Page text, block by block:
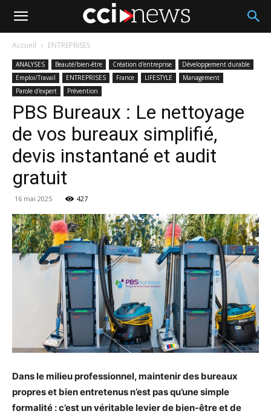
Accueil ENTREPRISES
ANALYSES Beauté/bien-être Création d'entreprise
Développement durable
Emploi/Travail
ENTREPRISES France LIFESTYLE
Management
Parole d'expert
Prévention
PBS Bureaux : Le nettoyage
de vos bureaux simplifié,
devis instantané et audit
gratuit
16 mai 2025 427
Dans le milieu professionnel, maintenir des bureaux
propres et bien entretenus n’est pas qu’une simple
formalité : c’est un véritable levier de bien-être et de